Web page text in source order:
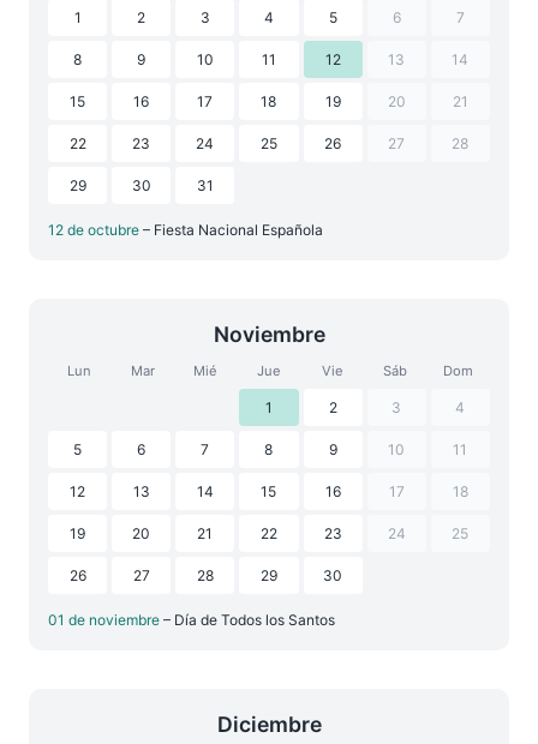
1 2 3 4 5 6 7
8 9 10 11 12 13 14
15 16 17 18 19 20 21
22 23 24 25 26 27 28
29 30 31
12 de octubre – Fiesta Nacional Española
Noviembre
Lun Mar Mié Jue Vie Sáb Dom
1 2 3 4
5 6 7 8 9 10 11
12 13 14 15 16 17 18
19 20 21 22 23 24 25
26 27 28 29 30
01 de noviembre – Día de Todos los Santos
Diciembre